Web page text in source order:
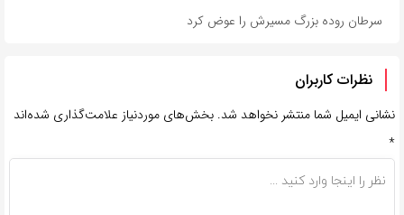
سرطان روده بزرگ مسیرش را عوض کرد
نظرات کاربران
نشانی ایمیل شما منتشر نخواهد شد. بخش‌های موردنیاز علامت‌گذاری شده‌اند
*